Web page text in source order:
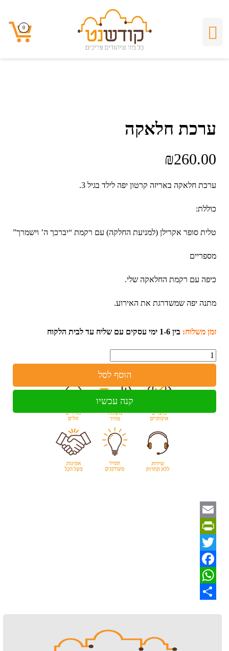
0
ערכת חלאקה
₪260.00
ערכת חלאקה באריזה קרטון יפה לילד בגיל 3.
כוללת:
טלית סופר אקרילן (למניעת החלקה) עם רקמת “יברכך ה’ וישמרך”
מספריים
כיפה עם רקמת החלאקה שלי.
מתנה יפה שמשדרגת את האירוע.
זמן משלוח: בין 1-6 ימי עסקים עם שליח עד לבית הלקוח
כמות
הוסף לסל
קנה עכשיו
Email
PrintFriendly
Twitter
Facebook
WhatsApp
0